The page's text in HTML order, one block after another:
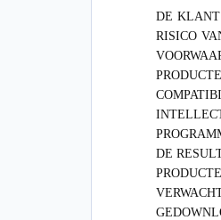
DE
RISICO
DE